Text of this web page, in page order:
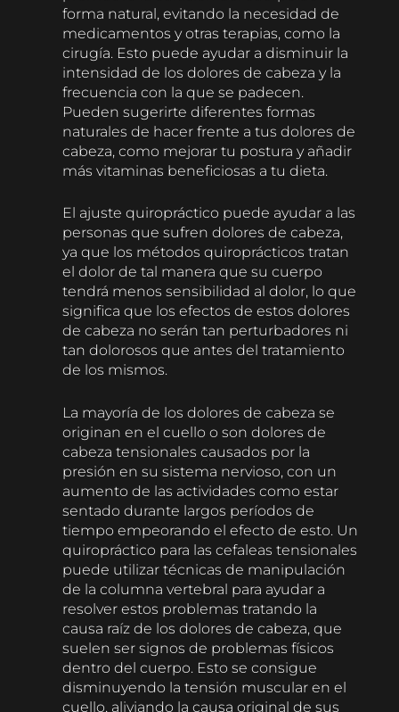
forma natural, evitando la necesidad de
medicamentos y otras terapias, como la
cirugía. Esto puede ayudar a disminuir la
intensidad de los dolores de cabeza y la
frecuencia con la que se padecen.
Pueden sugerirte diferentes formas
naturales de hacer frente a tus dolores de
cabeza, como mejorar tu postura y añadir
más vitaminas beneficiosas a tu dieta.
El ajuste quiropráctico puede ayudar a las
personas que sufren dolores de cabeza,
ya que los métodos quiroprácticos tratan
el dolor de tal manera que su cuerpo
tendrá menos sensibilidad al dolor, lo que
significa que los efectos de estos dolores
de cabeza no serán tan perturbadores ni
tan dolorosos que antes del tratamiento
de los mismos.
La mayoría de los dolores de cabeza se
originan en el cuello o son dolores de
cabeza tensionales causados por la
presión en su sistema nervioso, con un
aumento de las actividades como estar
sentado durante largos períodos de
tiempo empeorando el efecto de esto. Un
quiropráctico para las cefaleas tensionales
puede utilizar técnicas de manipulación
de la columna vertebral para ayudar a
resolver estos problemas tratando la
causa raíz de los dolores de cabeza, que
suelen ser signos de problemas físicos
dentro del cuerpo. Esto se consigue
disminuyendo la tensión muscular en el
cuello, aliviando la causa original de sus